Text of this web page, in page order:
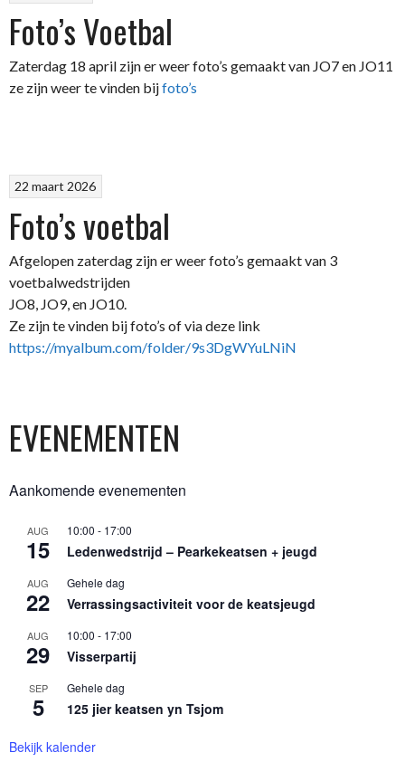
Foto’s Voetbal
Zaterdag 18 april zijn er weer foto’s gemaakt van JO7 en JO11
ze zijn weer te vinden bijfoto’s
22 maart 2026
Foto’s voetbal
Afgelopen zaterdag zijn er weer foto’s gemaakt van 3
voetbalwedstrijden
JO8, JO9, en JO10.
Ze zijn te vinden bij foto’s of via deze link
https://myalbum.com/folder/9s3DgWYuLNiN
EVENEMENTEN
Aankomende evenementen
AUG
15
10:00 - 17:00
Ledenwedstrijd – Pearkekeatsen + jeugd
AUG
22
Gehele dag
Verrassingsactiviteit voor de keatsjeugd
AUG
29
10:00 - 17:00
Visserpartij
SEP
5
Gehele dag
125 jier keatsen yn Tsjom
Bekijk kalender